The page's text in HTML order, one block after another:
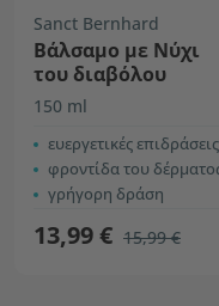
Sanct Bernhard
Βάλσαμο με Νύχι
του διαβόλου
150 ml
ευεργετικές επιδράσεις
φροντίδα του
γρήγορη δράση
13,99 € 15,99 €